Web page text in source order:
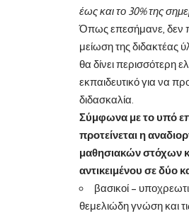
έως και το 30% της
Όπως επεσήμανε, δεν
μείωση της διδακτέας
θα δίνει περισσότερη
εκπαιδευτικό για να
διδασκαλία.
Σύμφωνα με το υπό
προτείνεται η
μαθησιακών στόχων
αντικειμένου σε δύο
βασικοί –
θεμελιώδη γνώση και